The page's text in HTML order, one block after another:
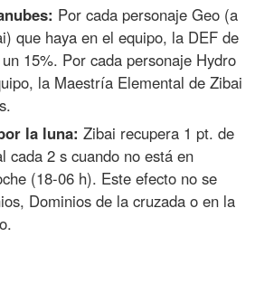
Por cada personaje Geo (a
que haya en el equipo, la DEF de
15%. Por cada personaje Hydro
la Maestría Elemental de Zibai
la luna: Zibai recupera 1 pt. de
cada 2 s cuando no está en
(18-06 h). Este efecto no se
Dominios de la cruzada o en la